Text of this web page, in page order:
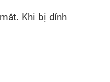
Khi bị dính